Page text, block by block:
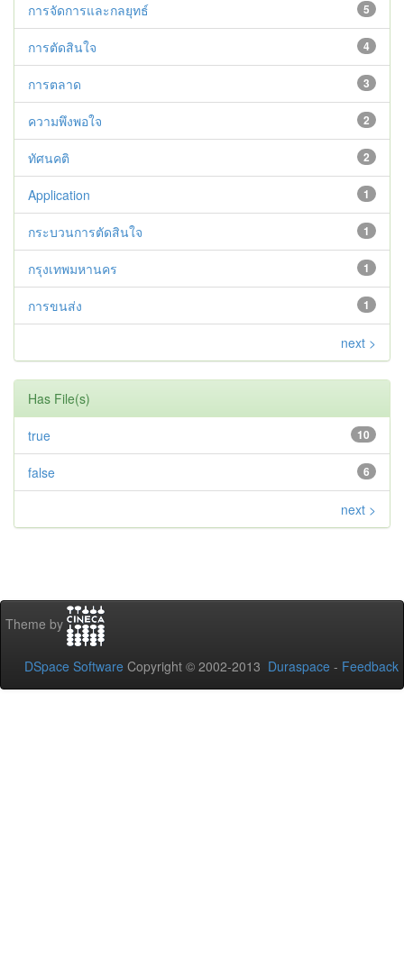
5
การจัดการและกลยุทธ์
4
การตัดสินใจ
3
การตลาด
2
ความพึงพอใจ
2
ทัศนคติ
1
Application
1
กระบวนการตัดสินใจ
1
กรุงเทพมหานคร
1
การขนส่ง
next >
Has File(s)
10
true
6
false
next >
Theme by
DSpace Software Copyright © 2002-2013 Duraspace - Feedback